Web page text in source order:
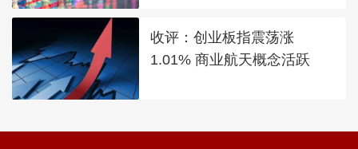
收评：创业板指震荡涨
1.01% 商业航天概念活跃